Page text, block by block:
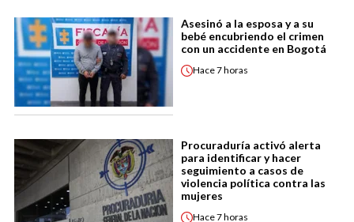
Asesinó a la esposa y a su
bebé encubriendo el crimen
con un accidente en Bogotá
Hace7 horas
Procuraduría activó alerta
para identificar y hacer
seguimiento a casos de
violencia política contra las
mujeres
Hace7 horas